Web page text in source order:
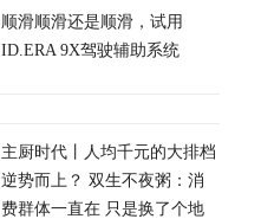
顺滑顺滑还是顺滑，试用
ID.ERA 9X驾驶辅助系统
主厨时代丨人均千元的大排档
逆势而上？ 双生不夜粥：消
费群体一直在 只是换了个地